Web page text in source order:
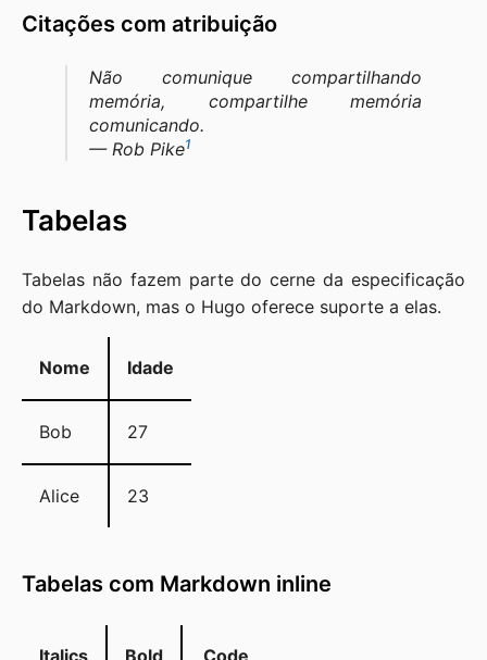
Citações com atribuição
Não comunique compartilhando
memória, compartilhe memória
comunicando.
— Rob Pike1
Tabelas
Tabelas não fazem parte do cerne da especificação
do Markdown, mas o Hugo oferece suporte a elas.
Nome Idade
Bob 27
Alice 23
Tabelas com Markdown inline
Italics Bold Code